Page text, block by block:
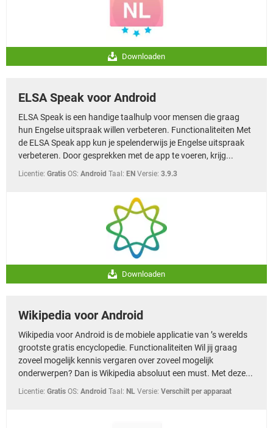
Downloaden
ELSA Speak voor Android
ELSA Speak is een handige taalhulp voor mensen die graag
hun Engelse uitspraak willen verbeteren. Functionaliteiten Met
de ELSA Speak app kun je spelenderwijs je Engelse uitspraak
verbeteren. Door gesprekken met de app te voeren, krijg...
Licentie: Gratis OS: Android Taal: EN Versie: 3.9.3
Downloaden
Wikipedia voor Android
Wikipedia voor Android is de mobiele applicatie van ’s werelds
grootste gratis encyclopedie. Functionaliteiten Wil jij graag
zoveel mogelijk kennis vergaren over zoveel mogelijk
onderwerpen? Dan is Wikipedia absoluut een must. Met deze...
Licentie: Gratis OS: Android Taal: NL Versie: Verschilt per apparaat